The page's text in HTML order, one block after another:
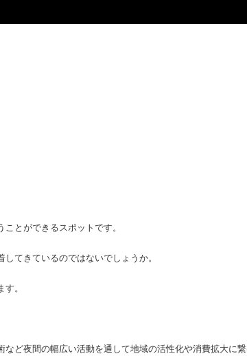
とができるスポットです。
てきているのではないでしょうか。
。
ど夜間の幅広い活動を通して地域の活性化や消費拡大に